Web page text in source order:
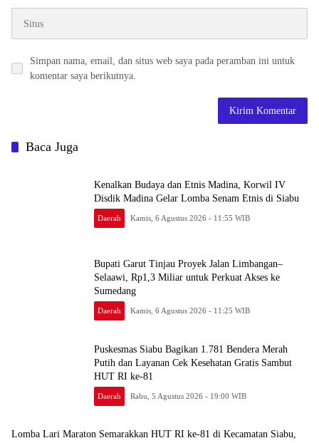
Simpan nama, email, dan situs web saya pada peramban ini untuk
komentar saya berikutnya.
Baca Juga
Kenalkan Budaya dan Etnis Madina, Korwil IV
Disdik Madina Gelar Lomba Senam Etnis di Siabu
Daerah Kamis, 6 Agustus 2026 - 11:55 WIB
Bupati Garut Tinjau Proyek Jalan Limbangan–
Selaawi, Rp1,3 Miliar untuk Perkuat Akses ke
Sumedang
Daerah Kamis, 6 Agustus 2026 - 11:25 WIB
Puskesmas Siabu Bagikan 1.781 Bendera Merah
Putih dan Layanan Cek Kesehatan Gratis Sambut
HUT RI ke-81
Daerah Rabu, 5 Agustus 2026 - 19:00 WIB
Lomba Lari Maraton Semarakkan HUT RI ke-81 di Kecamatan Siabu,